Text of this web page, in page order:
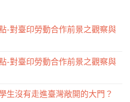
-對臺印勞動合作前景之觀察與
-對臺印勞動合作前景之觀察與
生沒有走進臺灣敞開的大門？